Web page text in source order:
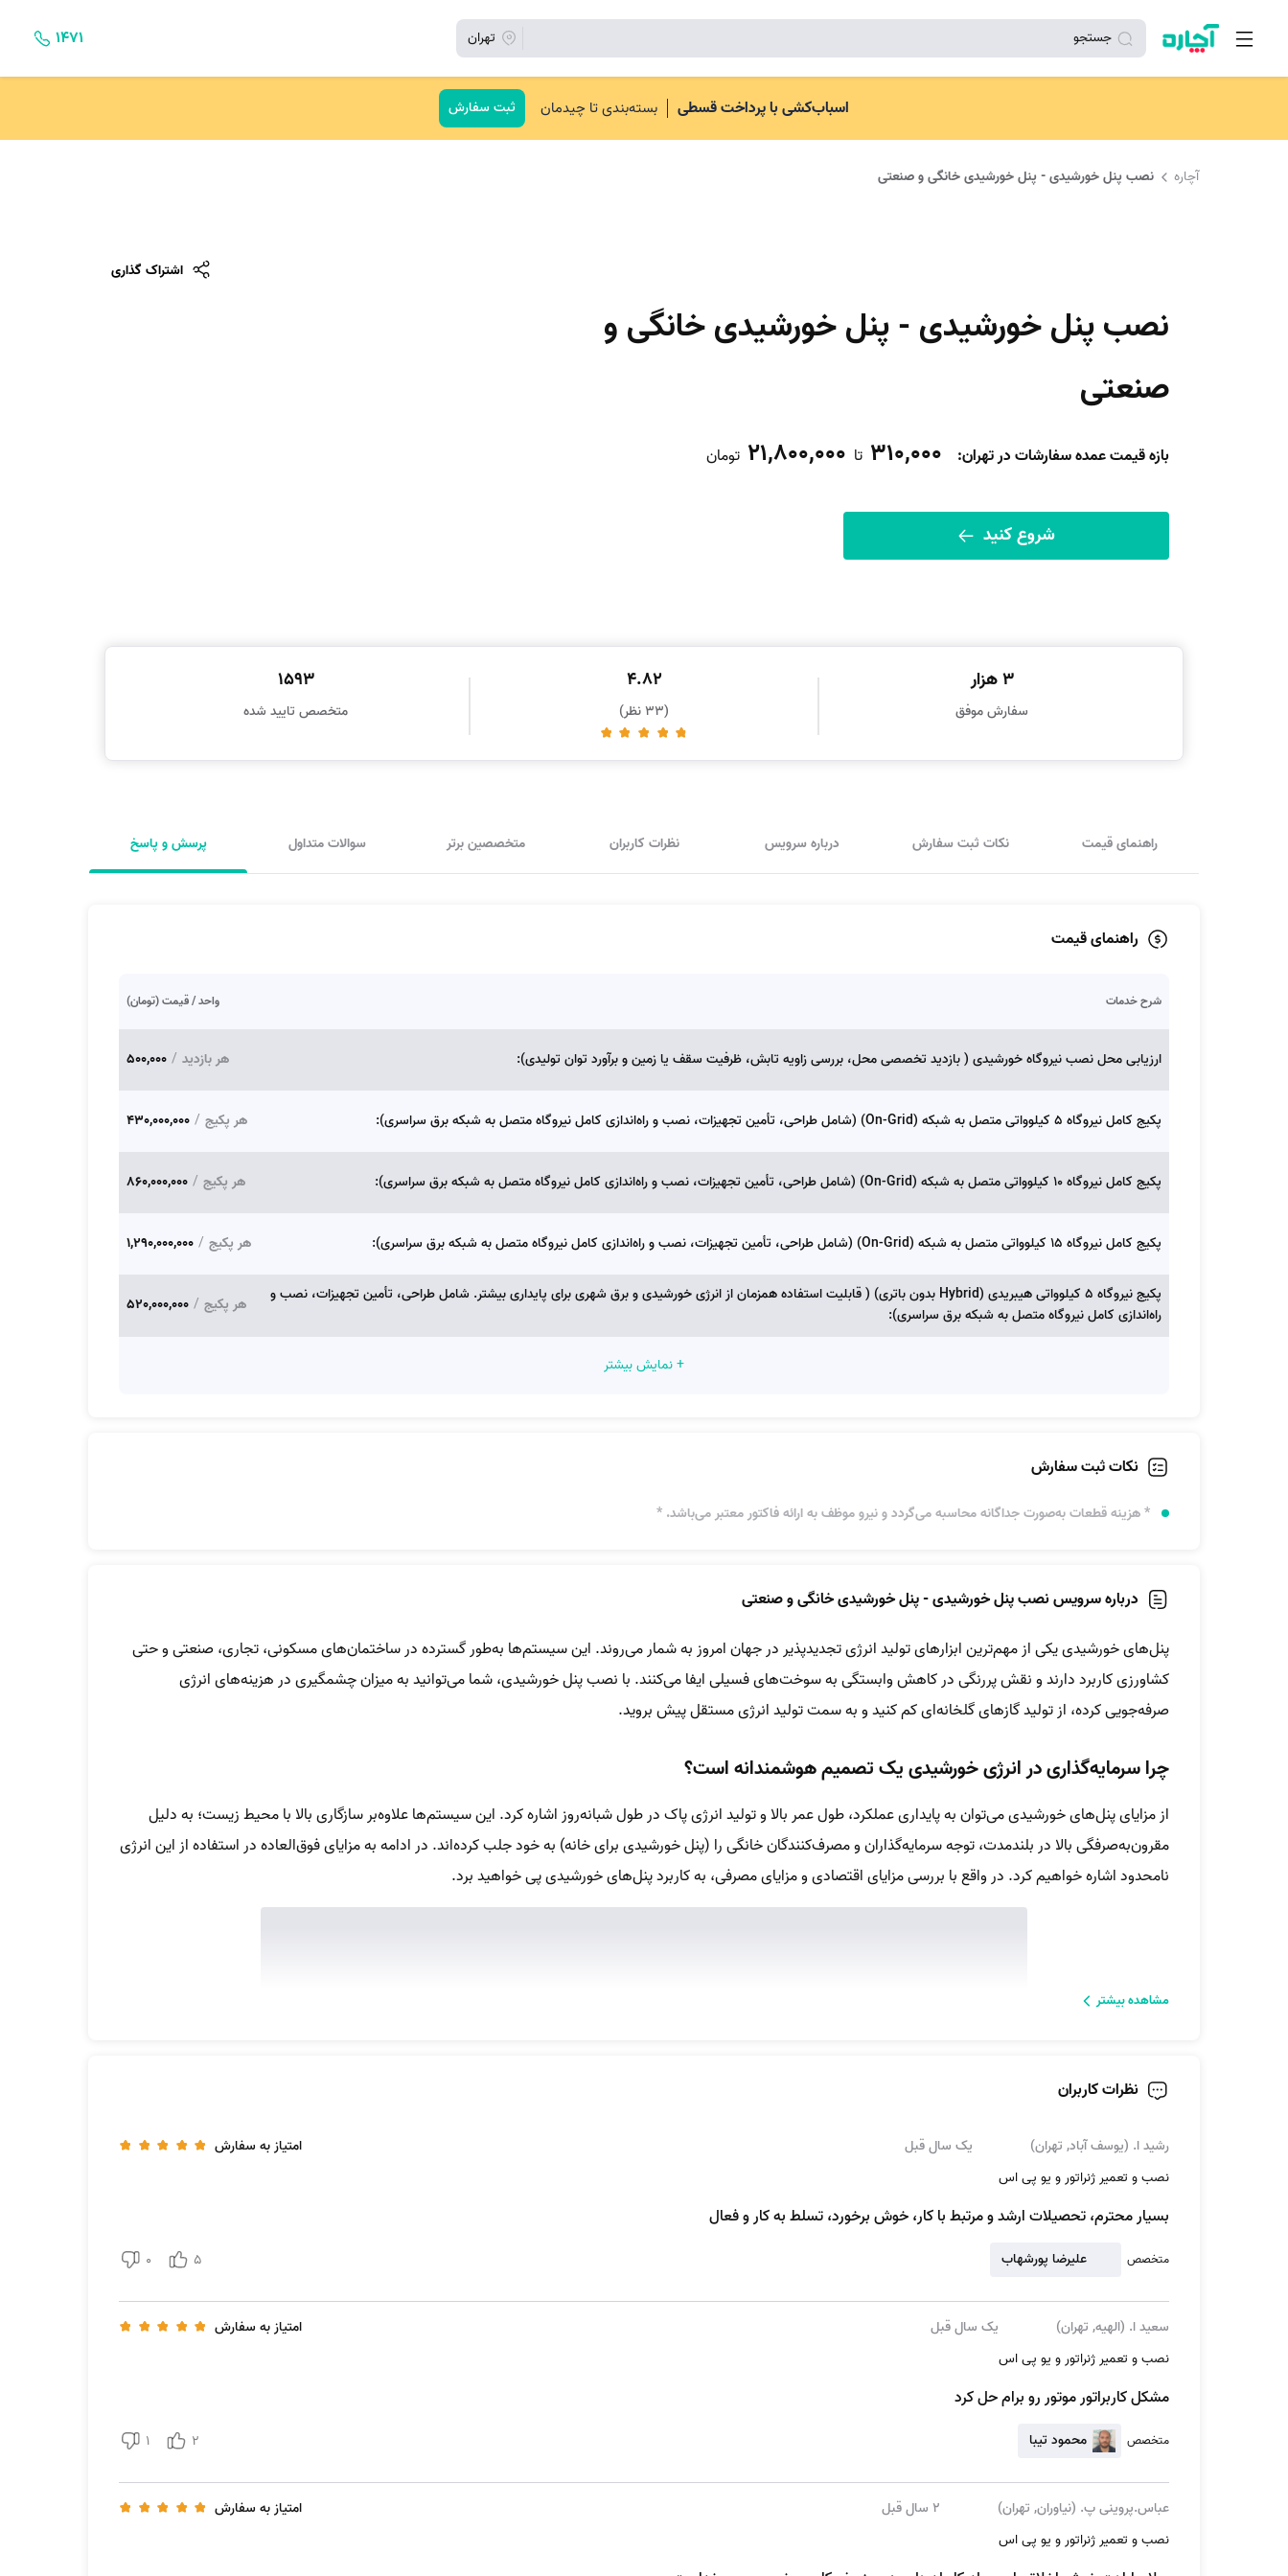
جستجو تهران ۱۴۷۱
اسباب‌کشی با پرداخت قسطی بسته‌بندی تا چیدمان ثبت سفارش
آچاره نصب پنل خورشیدی - پنل خورشیدی خانگی و صنعتی
اشتراک گذاری
نصب پنل خورشیدی - پنل خورشیدی خانگی و
صنعتی
بازه قیمت عمده سفارشات در تهران: 310,000 تا 21,800,000 تومان
شروع کنید
3 هزار
سفارش موفق
4.82
(33 نظر)
1593
متخصص تایید شده
راهنمای قیمت نکات ثبت سفارش درباره سرویس نظرات کاربران متخصصین برتر سوالات متداول پرسش و پاسخ
راهنمای قیمت
شرح خدمات واحد / قیمت (تومان)
ارزیابی محل نصب نیروگاه خورشیدی ( بازدید تخصصی محل، بررسی زاویه تابش، ظرفیت سقف یا زمین و برآورد توان تولیدی): هر بازدید /
500,000
پکیج کامل نیروگاه ۵ کیلوواتی متصل به شبکه (On-Grid) (شامل طراحی، تأمین تجهیزات، نصب و راه‌اندازی کامل نیروگاه متصل به شبکه برق سراسری): هر پکیج /
430,000,000
پکیج کامل نیروگاه ۱۰ کیلوواتی متصل به شبکه (On-Grid) (شامل طراحی، تأمین تجهیزات، نصب و راه‌اندازی کامل نیروگاه متصل به شبکه برق سراسری): هر پکیج /
860,000,000
پکیج کامل نیروگاه ۱۵ کیلوواتی متصل به شبکه (On-Grid) (شامل طراحی، تأمین تجهیزات، نصب و راه‌اندازی کامل نیروگاه متصل به شبکه برق سراسری): هر پکیج /
1,290,000,000
پکیج نیروگاه ۵ کیلوواتی هیبریدی (Hybrid بدون باتری) ( قابلیت استفاده همزمان از انرژی خورشیدی و برق شهری برای پایداری بیشتر. شامل طراحی، تأمین تجهیزات، نصب و
راه‌اندازی کامل نیروگاه متصل به شبکه برق سراسری):
هر پکیج /
520,000,000
+ نمایش بیشتر
نکات ثبت سفارش
* هزینه قطعات به‌صورت جداگانه محاسبه می‌گردد و نیرو موظف به ارائه فاکتور معتبر می‌باشد. *
درباره سرویس نصب پنل خورشیدی - پنل خورشیدی خانگی و صنعتی
پنل‌های خورشیدی یکی از مهم‌ترین ابزارهای تولید انرژی تجدیدپذیر در جهان امروز به شمار می‌روند. این سیستم‌ها به‌طور گسترده در ساختمان‌های مسکونی، تجاری، صنعتی و حتی
کشاورزی کاربرد دارند و نقش پررنگی در کاهش وابستگی به سوخت‌های فسیلی ایفا می‌کنند. با نصب پنل خورشیدی، شما می‌توانید به میزان چشمگیری در هزینه‌های انرژی
صرفه‌جویی کرده، از تولید گازهای گلخانه‌ای کم کنید و به سمت تولید انرژی مستقل پیش بروید.
چرا سرمایه‌گذاری در انرژی خورشیدی یک تصمیم هوشمندانه است؟
از مزایای پنل‌های خورشیدی می‌توان به پایداری عملکرد، طول عمر بالا و تولید انرژی پاک در طول شبانه‌روز اشاره کرد. این سیستم‌ها علاوه‌بر سازگاری بالا با محیط زیست؛ به دلیل
مقرون‌به‌صرفگی بالا در بلندمدت، توجه سرمایه‌گذاران و مصرف‌کنندگان خانگی را (پنل خورشیدی برای خانه) به خود جلب کرده‌اند. در ادامه به مزایای فوق‌العاده در استفاده از این انرژی
نامحدود اشاره خواهیم کرد. در واقع با بررسی مزایای اقتصادی و مزایای مصرفی، به کاربرد پنل‌های خورشیدی پی خواهید برد.
بازگشت سرمایه با پرداخت هزینه پنل خورشیدی
تضمینی توسط شرکت برق خریداری می‌شود و نرخ پایه خرید برای نیروگاه‌های تا ظرفیت ۲۰۰ کیلووات، ۳۸۲۰۰ ریال به ازای هر کیلووات‌ساعت تعیین شده است.
برای مثال، یک نیروگاه ۵ کیلوواتی که به‌طور متوسط سالانه ۱۸۰۰ کیلووات‌ساعت تولید می‌کند، درآمد سالانه‌ای در حدود ۶۸.۷ میلیون تومان و درآمد ماهانه‌ای نزدیک به ۵.۷ میلیون
تومان خواهد داشت. با توجه به میزان تولید، تعرفه فروش و هزینه‌ پنل خورشیدی یا قیمت نصب پنل خورشیدی به صورت معمول، مدت زمان بازگشت سرمایه برای این نوع نیروگاه‌ها
حدود ۴ سال برآورد می‌شود! که این موضوع سرمایه‌گذاری در انرژی خورشیدی را برای اقشار مختلف جامعه به گزینه‌ای پربازده و قابل اعتماد تبدیل می‌کند.
مشاهده بیشتر
نظرات کاربران
رشید ا. (یوسف آباد, تهران) یک سال قبل
امتیاز به سفارش
نصب و تعمیر ژنراتور و یو پی اس
بسیار محترم، تحصیلات ارشد و مرتبط با کار، خوش برخورد، تسلط به کار و فعال
متخصص علیرضا پورشهاب 5
0
سعید ا. (الهیه, تهران) یک سال قبل
امتیاز به سفارش
نصب و تعمیر ژنراتور و یو پی اس
مشکل کاربراتور موتور رو برام حل کرد
متخصص محمود تیبا 2
1
عباس.پروینی پ. (نیاوران, تهران) 2 سال قبل
امتیاز به سفارش
نصب و تعمیر ژنراتور و یو پی اس